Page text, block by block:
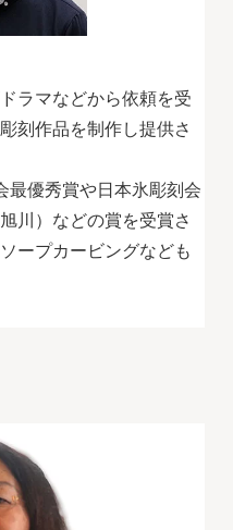
ラマなどから依頼を受
刻作品を制作し提供さ
最優秀賞や日本氷彫刻会
川）などの賞を受賞さ
ープカービングなども